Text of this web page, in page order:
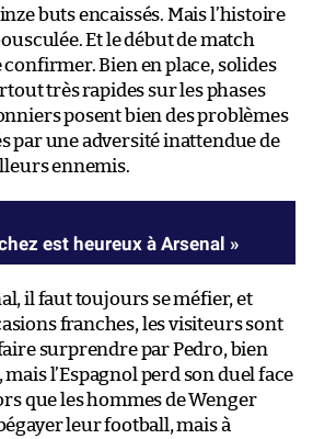
buts encaissés. Mais l’histoire
Et le début de match
confirmer. Bien en place, solides
très rapides sur les phases
posent bien des problèmes
par une adversité inattendue de
ennemis.
est heureux à Arsenal »
il faut toujours se méfier, et
franches, les visiteurs sont
surprendre par Pedro, bien
mais l’Espagnol perd son duel face
que les hommes de Wenger
leur football, mais à